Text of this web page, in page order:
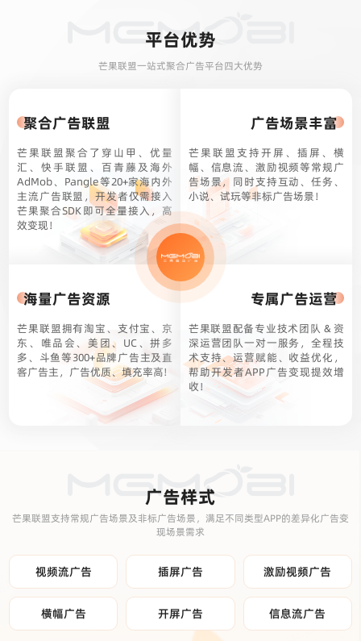
平台优势
芒果联盟一站式聚合广告平台四大优势
聚合广告联盟
芒果联盟聚合了穿山甲、优量
汇、快手联盟、百青藤及海外
AdMob、Pangle等20+家海内外
主流广告联盟，开发者仅需接入
芒果聚合SDK即可全量接入，高
效变现！
广告场景丰富
芒果联盟支持开屏、插屏、横
幅、信息流、激励视频等常规广
告场景，同时支持互动、任务、
小说、试玩等非标广告场景！
海量广告资源
芒果联盟拥有淘宝、支付宝、京
东、唯品会、美团、UC、拼多
多、斗鱼等300+品牌广告主及直
客广告主，广告优质、填充率高!
专属广告运营
芒果联盟配备专业技术团队 & 资
深运营团队一对一服务，全程技
术支持、运营赋能、收益优化，
帮助开发者APP广告变现提效增
收！
广告样式
芒果联盟支持常规广告场景及非标广告场景，满足不同类型APP的差异化广告变
现场景需求
视频流广告 插屏广告 激励视频广告
横幅广告 开屏广告 信息流广告